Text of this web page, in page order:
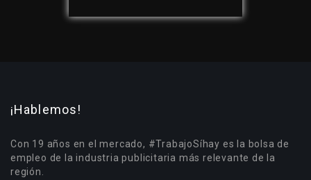
¡Hablemos!
Con 19 años en el mercado, #TrabajoSíhay es la bolsa de
empleo de la industria publicitaria más relevante de la
región.